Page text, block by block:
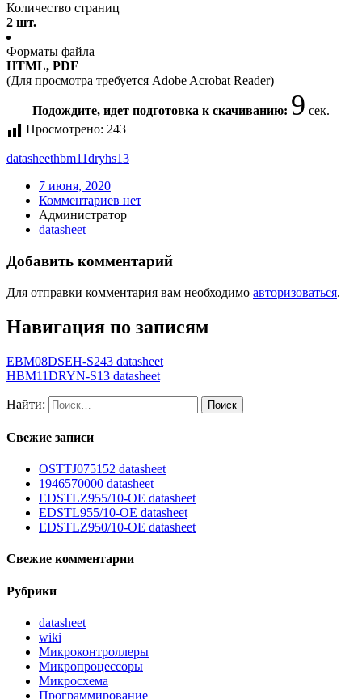
Количество страниц
2 шт.
Форматы файла
HTML, PDF
(Для просмотра требуется Adobe Acrobat Reader)
Подождите, идет подготовка к скачиванию: 9 сек.
Просмотрено: 243
datasheethbm11dryhs13
7 июня, 2020
Комментариев нет
Администратор
datasheet
Добавить комментарий
Для отправки комментария вам необходимо авторизоваться.
Навигация по записям
EBM08DSEH-S243 datasheet
HBM11DRYN-S13 datasheet
Найти:
Свежие записи
OSTTJ075152 datasheet
1946570000 datasheet
EDSTLZ955/10-OE datasheet
EDSTL955/10-OE datasheet
EDSTLZ950/10-OE datasheet
Свежие комментарии
Рубрики
datasheet
wiki
Микроконтроллеры
Микропроцессоры
Микросхема
Программирование